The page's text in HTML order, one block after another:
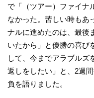
で「（ツアー）ファイナ
なかった。苦しい時もあ
ナルに進めたのは、最後
いたから」と優勝の喜び
して、今までアラブルズ
返しをしたい」と、2週
負を語りました。